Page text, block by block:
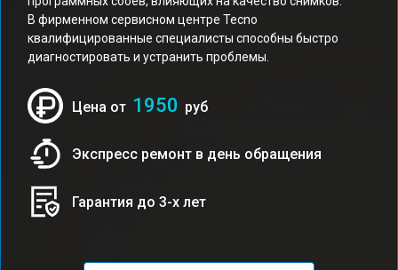
В фирменном сервисном центре Tecno
квалифицированные специалисты способны быстро
диагностировать и устранить проблемы.
Цена от 1950 руб
Экспресс ремонт в день обращения
Гарантия до 3-х лет